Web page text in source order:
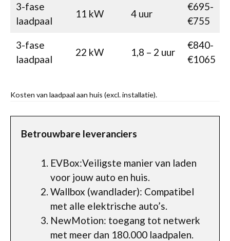
3-fase
laadpaal
11 kW 4 uur
€695-
€755
3-fase
laadpaal
22 kW 1,8 – 2 uur
€840-
€1065
Kosten van laadpaal aan huis (excl. installatie).
Betrouwbare leveranciers
EVBox:Veiligste manier van laden
voor jouw auto en huis.
Wallbox (wandlader): Compatibel
met alle elektrische auto’s.
NewMotion: toegang tot netwerk
met meer dan 180.000 laadpalen.